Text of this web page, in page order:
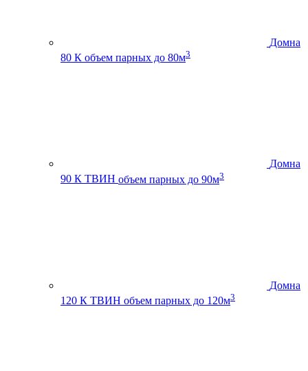
Домна
80 К объем парных до 80м3
Домна
90 К ТВИН объем парных до 90м3
Домна
120 К ТВИН объем парных до 120м3